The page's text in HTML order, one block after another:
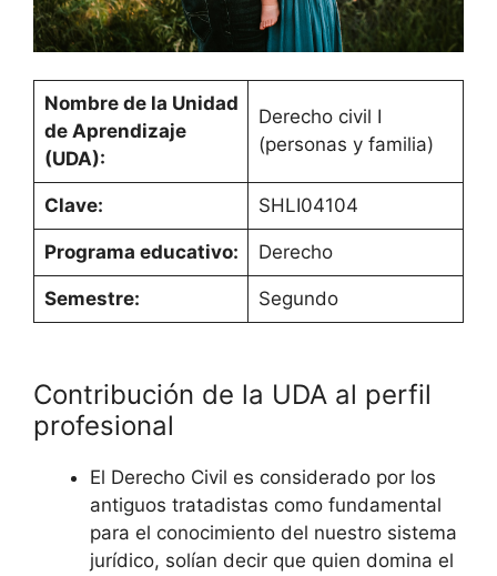
Nombre de la Unidad
de Aprendizaje
(UDA):
Derecho civil I
(personas y familia)
Clave: SHLI04104
Programa educativo: Derecho
Semestre: Segundo
Contribución de la UDA al perfil
profesional
El Derecho Civil es considerado por los
antiguos tratadistas como fundamental
para el conocimiento del nuestro sistema
jurídico, solían decir que quien domina el